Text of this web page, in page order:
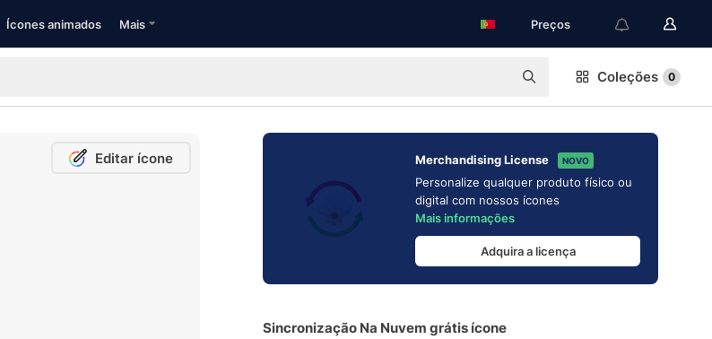
Ícones animados Mais Preços
Coleções 0
Editar ícone Merchandising License NOVO
Personalize qualquer produto físico ou
digital com nossos ícones
Mais informações
Adquira a licença
Sincronização Na Nuvem grátis ícone